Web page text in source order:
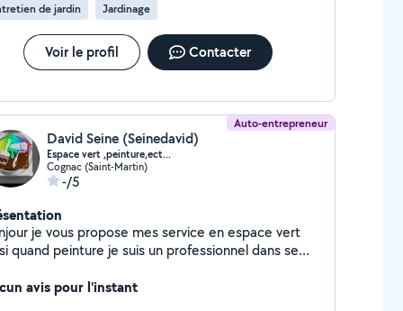
de jardin Jardinage
Voir le profil Contacter
Auto-entrepreneur
David Seine (Seinedavid)
Espace vert ,peinture,ect...
Cognac (Saint-Martin)
-/5
je vous propose mes service en espace vert
quand peinture je suis un professionnel dans se
avis pour l'instant